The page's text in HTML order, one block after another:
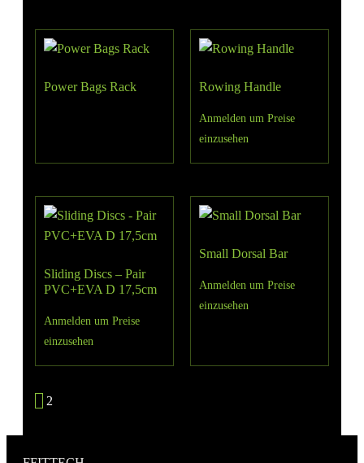
Power Bags Rack Rowing Handle
Anmelden um Preise
einzusehen
Sliding Discs – Pair
PVC+EVA D 17,5cm
Anmelden um Preise
einzusehen
Small Dorsal Bar
Anmelden um Preise
einzusehen
2